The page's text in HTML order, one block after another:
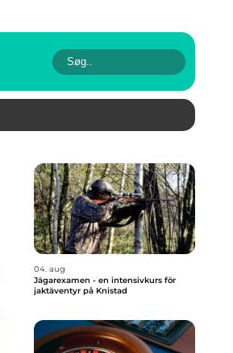
04. aug
Jägarexamen - en intensivkurs för
jaktäventyr på Knistad